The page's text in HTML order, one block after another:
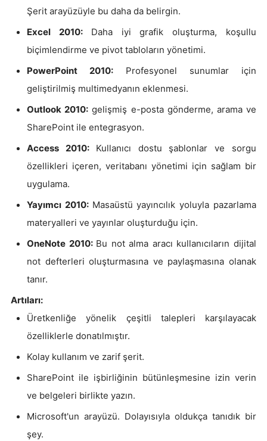
Şerit arayüzüyle bu daha da belirgin.
Excel 2010: Daha iyi grafik oluşturma, koşullu
biçimlendirme ve pivot tabloların yönetimi.
PowerPoint 2010: Profesyonel sunumlar için
geliştirilmiş multimedyanın eklenmesi.
Outlook 2010: gelişmiş e-posta gönderme, arama ve
SharePoint ile entegrasyon.
Access 2010: Kullanıcı dostu şablonlar ve sorgu
özellikleri içeren, veritabanı yönetimi için sağlam bir
uygulama.
Yayımcı 2010: Masaüstü yayıncılık yoluyla pazarlama
materyalleri ve yayınlar oluşturduğu için.
OneNote 2010: Bu not alma aracı kullanıcıların dijital
not defterleri oluşturmasına ve paylaşmasına olanak
tanır.
Artıları:
Üretkenliğe yönelik çeşitli talepleri karşılayacak
özelliklerle donatılmıştır.
Kolay kullanım ve zarif şerit.
SharePoint ile işbirliğinin bütünleşmesine izin verin
ve belgeleri birlikte yazın.
Microsoft'un arayüzü. Dolayısıyla oldukça tanıdık bir
şey.